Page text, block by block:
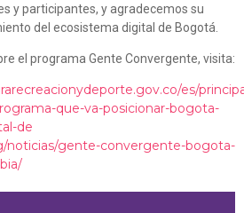
y participantes, y agradecemos su
del ecosistema digital de Bogotá.
el programa Gente Convergente, visita:
es/
que-va-posicionar-bogota-
de
noticias/gente-convergente-bogota-